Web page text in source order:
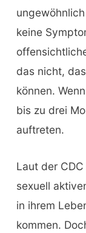
keine
das nicht,
können.
bis zu drei
auftreten.
Laut der
sexuell
in ihrem
kommen.